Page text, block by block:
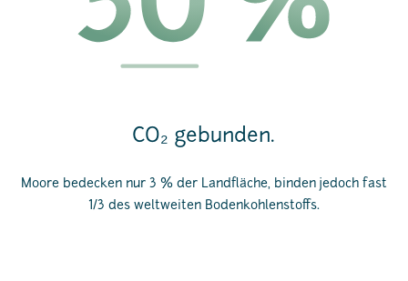
CO₂ gebunden.
Moore bedecken nur 3 % der Landfläche, binden jedoch fast
1/3 des weltweiten Bodenkohlenstoffs.